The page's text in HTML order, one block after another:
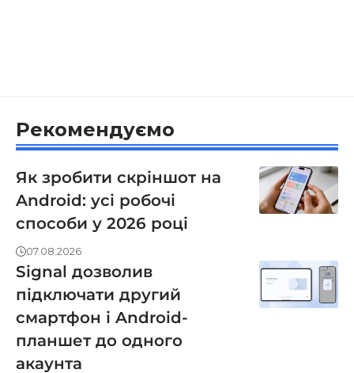
Рекомендуємо
Як зробити скріншот на
Android: усі робочі
способи у 2026 році
07.08.2026
Signal дозволив
підключати другий
смартфон і Android-
планшет до одного
акаунта